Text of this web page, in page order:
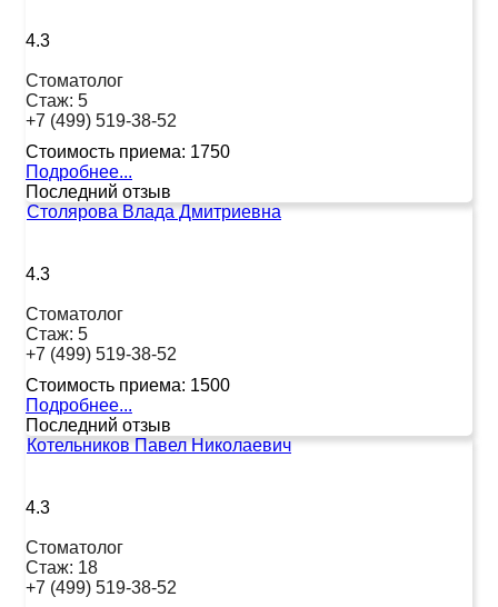
4.3
Стоматолог
Стаж: 5
+7 (499) 519-38-52
Стоимость приема: 1750
Подробнее...
Последний отзыв
Столярова Влада Дмитриевна
4.3
Стоматолог
Стаж: 5
+7 (499) 519-38-52
Стоимость приема: 1500
Подробнее...
Последний отзыв
Котельников Павел Николаевич
4.3
Стоматолог
Стаж: 18
+7 (499) 519-38-52